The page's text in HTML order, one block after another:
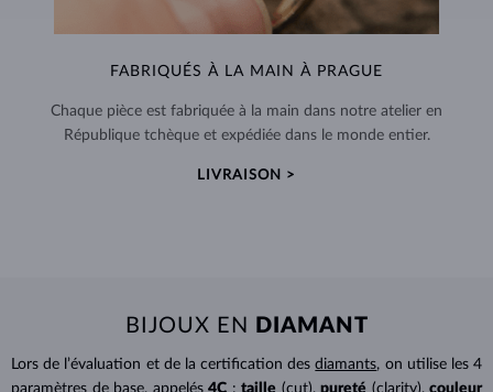
FABRIQUÉS À LA MAIN À PRAGUE
Chaque pièce est fabriquée à la main dans notre atelier en
République tchèque et expédiée dans le monde entier.
LIVRAISON >
BIJOUX EN DIAMANT
Lors de l’évaluation et de la certification desdiamants, on utilise les 4
paramètres de base, appelés 4C : taille (cut), pureté (clarity), couleur